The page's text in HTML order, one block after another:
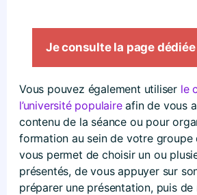
Je consulte la page
Vous pouvez également utiliser le
l’université populaireafin de vous
contenu de la séance ou pour
formation au sein de votre groupe
vous permet de choisir un ou
présentés, de vous appuyer sur
préparer une présentation, puis de